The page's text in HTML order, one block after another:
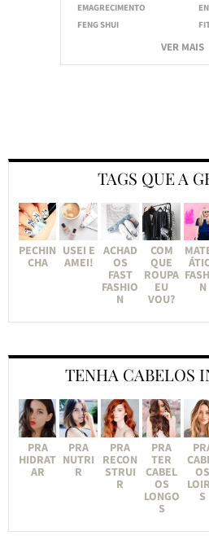
EMAGRECIMENTO
FENG SHUI
VER MAIS
TAGS QUE A
PECHIN
CHA
USEI E
AMEI!
ACHAD
OS
FAST
FASHIO
N
COM
QUE
ROUPA
EU
VOU?
N
TENHA CABELOS
PRA
HIDRAT
AR
PRA
NUTRI
R
PRA
RECON
STRUI
R
PRA
TER
CABEL
OS
LONGO
S
OS
S